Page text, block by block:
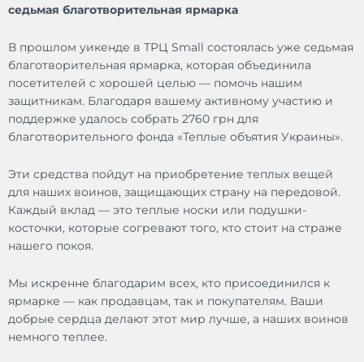
седьмая благотворительная ярмарка
В прошлом уикенде в ТРЦ Small состоялась уже седьмая
благотворительная ярмарка, которая объединила
посетителей с хорошей целью — помочь нашим
защитникам. Благодаря вашему активному участию и
поддержке удалось собрать 2760 грн для
благотворительного фонда «Теплые объятия Украины».
Эти средства пойдут на приобретение теплых вещей
для наших воинов, защищающих страну на передовой.
Каждый вклад — это теплые носки или подушки-
косточки, которые согревают того, кто стоит на страже
нашего покоя.
Мы искренне благодарим всех, кто присоединился к
ярмарке — как продавцам, так и покупателям. Ваши
добрые сердца делают этот мир лучше, а наших воинов
немного теплее.